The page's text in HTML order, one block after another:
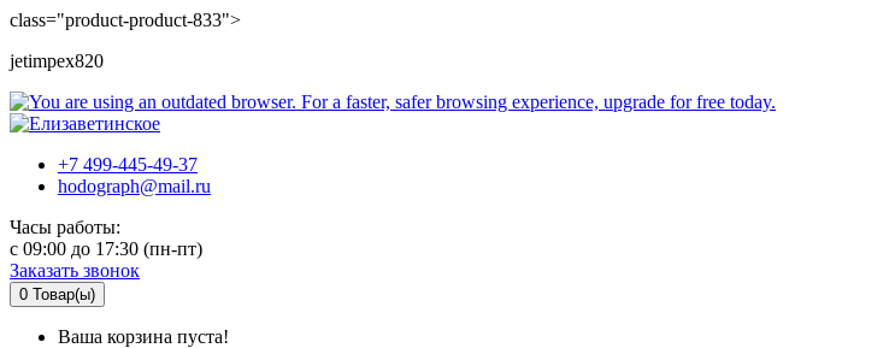
class="product-product-833">
jetimpex820
+7 499-445-49-37
hodograph@mail.ru
Часы работы:
c 09:00 до 17:30 (пн-пт)
Заказать звонок
0 Товар(ы)
Ваша корзина пуста!